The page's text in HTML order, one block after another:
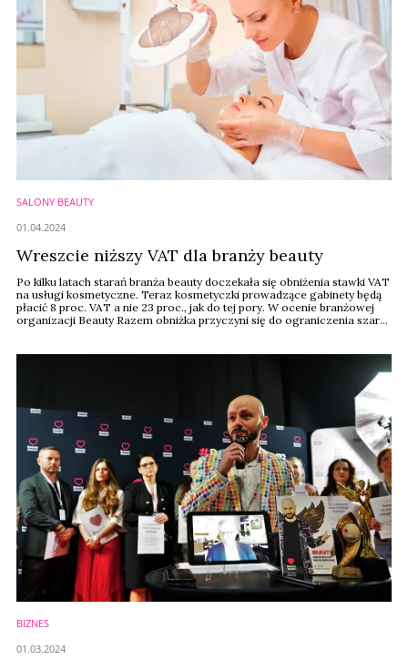
SALONY BEAUTY
Wreszcie niższy VAT dla branży beauty
Po kilku latach starań branża beauty doczekała się obniżenia stawki VAT
na usługi kosmetyczne. Teraz kosmetyczki prowadzące gabinety będą
płacić 8 proc. VAT a nie 23 proc., jak do tej pory. W ocenie branżowej
organizacji Beauty Razem obniżka przyczyni się do ograniczenia szarej
mierzą ...
01.04.2024
BIZNES
01.03.2024